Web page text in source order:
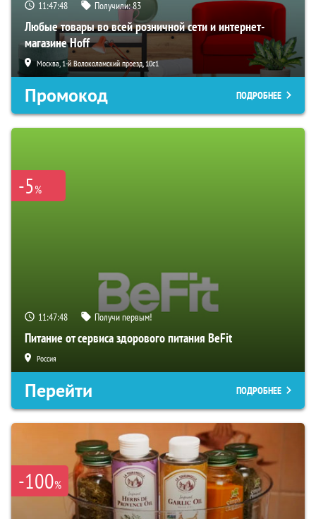
11:47:47 Получили:83
Любые товары во всей розничной сети и интернет-
магазине Hoff
Москва, 1-й Волоколамский проезд, 10с1
Промокод ПОДРОБНЕЕ
-5%
11:47:47 Получи первым!
Питание от сервиса здорового питания BeFit
Россия
Перейти ПОДРОБНЕЕ
-100%